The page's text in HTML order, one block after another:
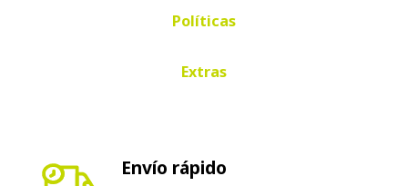
Envío en 24-72 horas península. Envíos
internacionales según país